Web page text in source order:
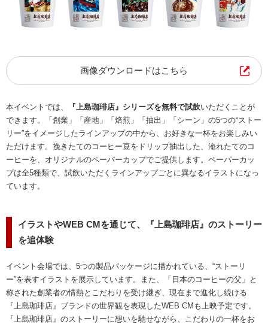
画像ダウンロードはこちら
本イベントでは、 『上島珈琲店』シリーズを無料で試飲いただくことが
できます。「創業」「産地」「焙煎」「抽出」「シーン」の5つの“ストー
リー”をイメージしたラインアップの中から、お好きな一杯をお楽しみい
ただけます。挽きたてのコーヒー豆をドリップ抽出した、淹れたてのコ
ーヒーを、オリジナルのペーパーカップでご提供します。ペーパーカッ
プは全5種類で、試飲いただくラインアップごとに異なるイラストになっ
ています。
イラストやWEB CMを通じて、『上島珈琲店』のストーリー
を追体験
イベント会場では、5つの製品パッケージに描かれている、“ストーリ
ー”を表すイラストを展示しています。また、「日本のコーヒーの父」と
称された創業者の情熱とこだわりを受け継ぎ、現在まで進化し続ける
『上島珈琲店』ブランドの世界観を表現したWEB CMも上映予定です。
『上島珈琲店』のストーリーに想いを馳せながら、こだわりの一杯をお